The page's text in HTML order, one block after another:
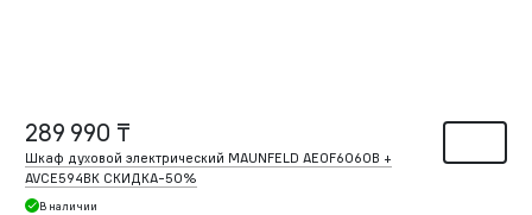
289 990 ₸
Шкаф духовой электрический MAUNFELD AEOF6060B +
AVCE594BK СКИДКА-50%
В наличии